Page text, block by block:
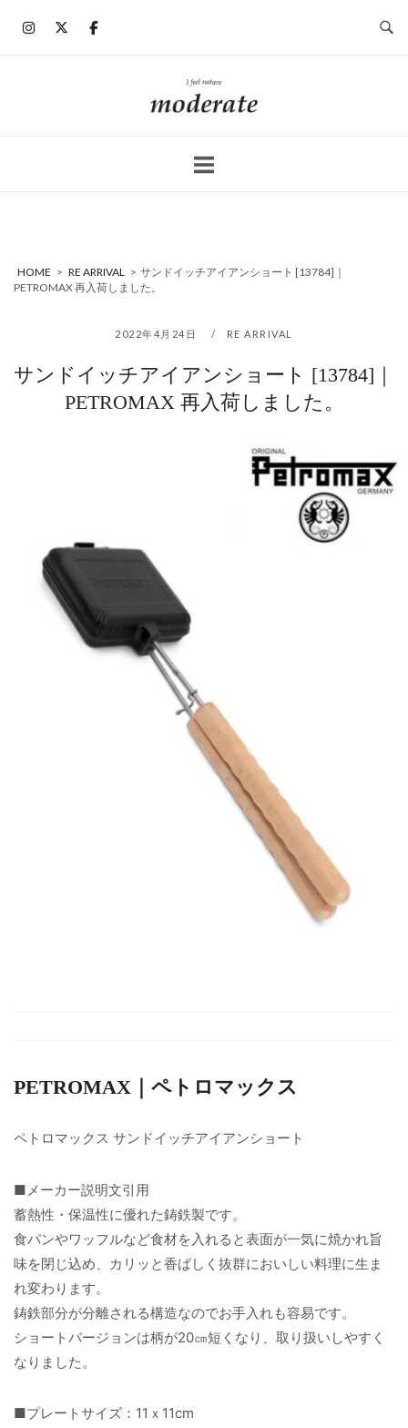
ホ
ー
HOME > RE ARRIVAL > サンドイッチアイアンショート [13784]｜
PETROMAX 再入荷しました。
2022年4月24日 RE ARRIVAL
サンドイッチアイアンショート [13784]｜
PETROMAX 再入荷しました。
PETROMAX｜ペトロマックス
ペトロマックス サンドイッチアイアンショート
■メーカー説明文引用
蓄熱性・保温性に優れた鋳鉄製です。
食パンやワッフルなど食材を入れると表面が一気に焼かれ旨
味を閉じ込め、カリッと香ばしく抜群においしい料理に生ま
れ変わります。
鋳鉄部分が分離される構造なのでお手入れも容易です。
ショートバージョンは柄が20㎝短くなり、取り扱いしやすく
なりました。
■プレートサイズ：11ｘ11cm